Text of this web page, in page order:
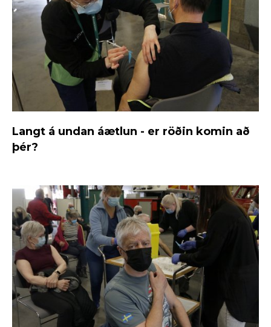
Langt á undan áætlun - er röðin komin að
þér?